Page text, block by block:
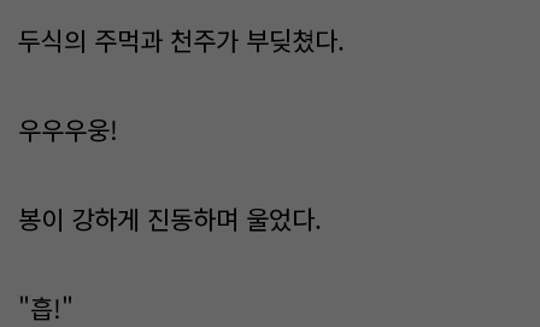
두식의 주먹과 천주가 부딪쳤다.
우우우웅!
봉이 강하게 진동하며 울었다.
"흡!"